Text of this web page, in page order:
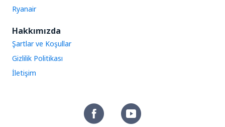
Ryanair
Hakkımızda
Şartlar ve Koşullar
Gizlilik Politikası
İletişim